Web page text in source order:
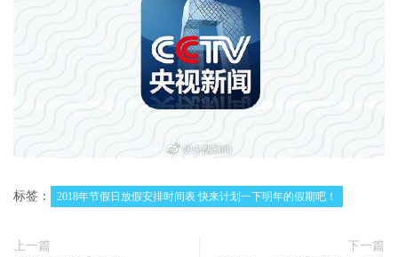
标签： 2018年节假日放假安排时间表 快来计划一下明年的假期吧！
上一篇
下一篇